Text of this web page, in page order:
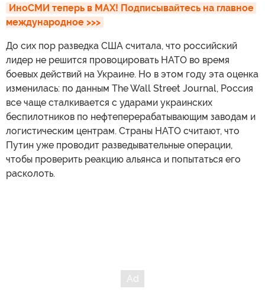
ИноСМИ теперь в MAX! Подписывайтесь на главное
международное >>>
До сих пор разведка США считала, что российский
лидер не решится провоцировать НАТО во время
боевых действий на Украине. Но в этом году эта оценка
изменилась: по данным The Wall Street Journal, Россия
все чаще сталкивается с ударами украинских
беспилотников по нефтеперерабатывающим заводам и
логистическим центрам. Страны НАТО считают, что
Путин уже проводит разведывательные операции,
чтобы проверить реакцию альянса и попытаться его
расколоть.